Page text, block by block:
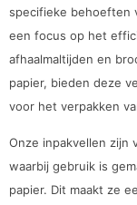
specifieke behoeften
een focus op het
afhaalmaltijden en
papier, bieden deze
voor het verpakken
Onze inpakvellen zijn
waarbij gebruik is
papier. Dit maakt ze